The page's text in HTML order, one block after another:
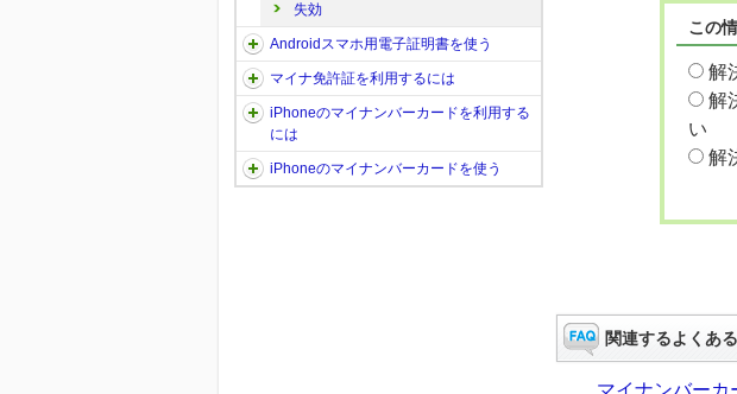
失効
Androidスマホ用電子証明書を使う
マイナ免許証を利用するには
iPhoneのマイナンバーカードを利用する
には
iPhoneのマイナンバーカードを使う
この
解
解
い
解
関連するよくあ
マイナンバーカ